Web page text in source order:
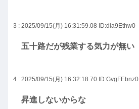
3 : 2025/09/15(月) 16:31:59.08 ID:dia9Ethw0
五十路だが残業する気力が無い
4 : 2025/09/15(月) 16:32:18.70 ID:GvgFEbnz0
昇進しないからな